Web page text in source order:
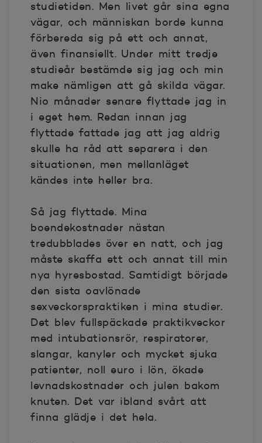
studietiden. Men livet går sina egna
vägar, och människan borde kunna
förbereda sig på ett och annat,
även finansiellt. Under mitt tredje
studieår bestämde sig jag och min
make nämligen att gå skilda vägar.
Nio månader senare flyttade jag in
i eget hem. Redan innan jag
flyttade fattade jag att jag aldrig
skulle ha råd att separera i den
situationen, men mellanläget
kändes inte heller bra.
Så jag flyttade. Mina
boendekostnader nästan
tredubblades över en natt, och jag
måste skaffa ett och annat till min
nya hyresbostad. Samtidigt började
den sista oavlönade
sexveckorspraktiken i mina studier.
Det blev fullspäckade praktikveckor
med intubationsrör, respiratorer,
slangar, kanyler och mycket sjuka
patienter, noll euro i lön, ökade
levnadskostnader och julen bakom
knuten. Det var ibland svårt att
finna glädje i det hela.